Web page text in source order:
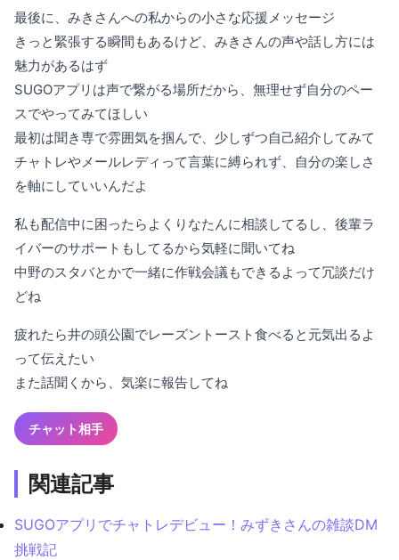
最後に、みきさんへの私からの小さな応援メッセージ
きっと緊張する瞬間もあるけど、みきさんの声や話し方には
魅力があるはず
SUGOアプリは声で繋がる場所だから、無理せず自分のペー
スでやってみてほしい
最初は聞き専で雰囲気を掴んで、少しずつ自己紹介してみて
チャトレやメールレディって言葉に縛られず、自分の楽しさ
を軸にしていいんだよ
私も配信中に困ったらよくりなたんに相談してるし、後輩ラ
イバーのサポートもしてるから気軽に聞いてね
中野のスタバとかで一緒に作戦会議もできるよって冗談だけ
どね
疲れたら井の頭公園でレーズントースト食べると元気出るよ
って伝えたい
また話聞くから、気楽に報告してね
チャット相手
関連記事
SUGOアプリでチャトレデビュー！みずきさんの雑談DM
挑戦記